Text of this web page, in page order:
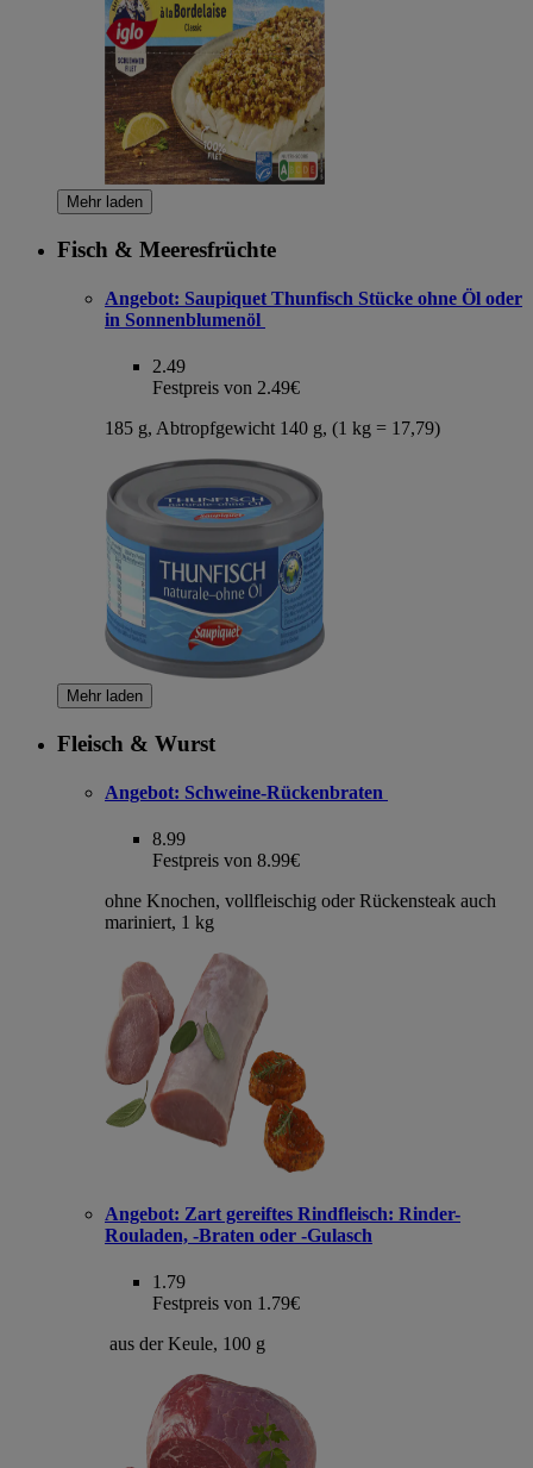
Mehr laden
Fisch & Meeresfrüchte
Angebot: Saupiquet Thunfisch Stücke ohne Öl oder
in Sonnenblumenöl
2.49
Festpreis von 2.49€
185 g, Abtropfgewicht 140 g, (1 kg = 17,79)
Mehr laden
Fleisch & Wurst
Angebot: Schweine-Rückenbraten
8.99
Festpreis von 8.99€
ohne Knochen, vollfleischig oder Rückensteak auch
mariniert, 1 kg
Angebot: Zart gereiftes Rindfleisch: Rinder-
Rouladen, -Braten oder -Gulasch
1.79
Festpreis von 1.79€
aus der Keule, 100 g